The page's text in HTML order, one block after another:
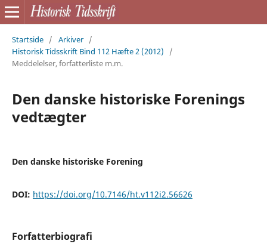
Startside / Arkiver /
Historisk Tidsskrift Bind 112 Hæfte 2 (2012)
/
Meddelelser, forfatterliste m.m.
Den danske historiske Forenings
vedtægter
Den danske historiske Forening
DOI: https://doi.org/10.7146/ht.v112i2.56626
Forfatterbiografi